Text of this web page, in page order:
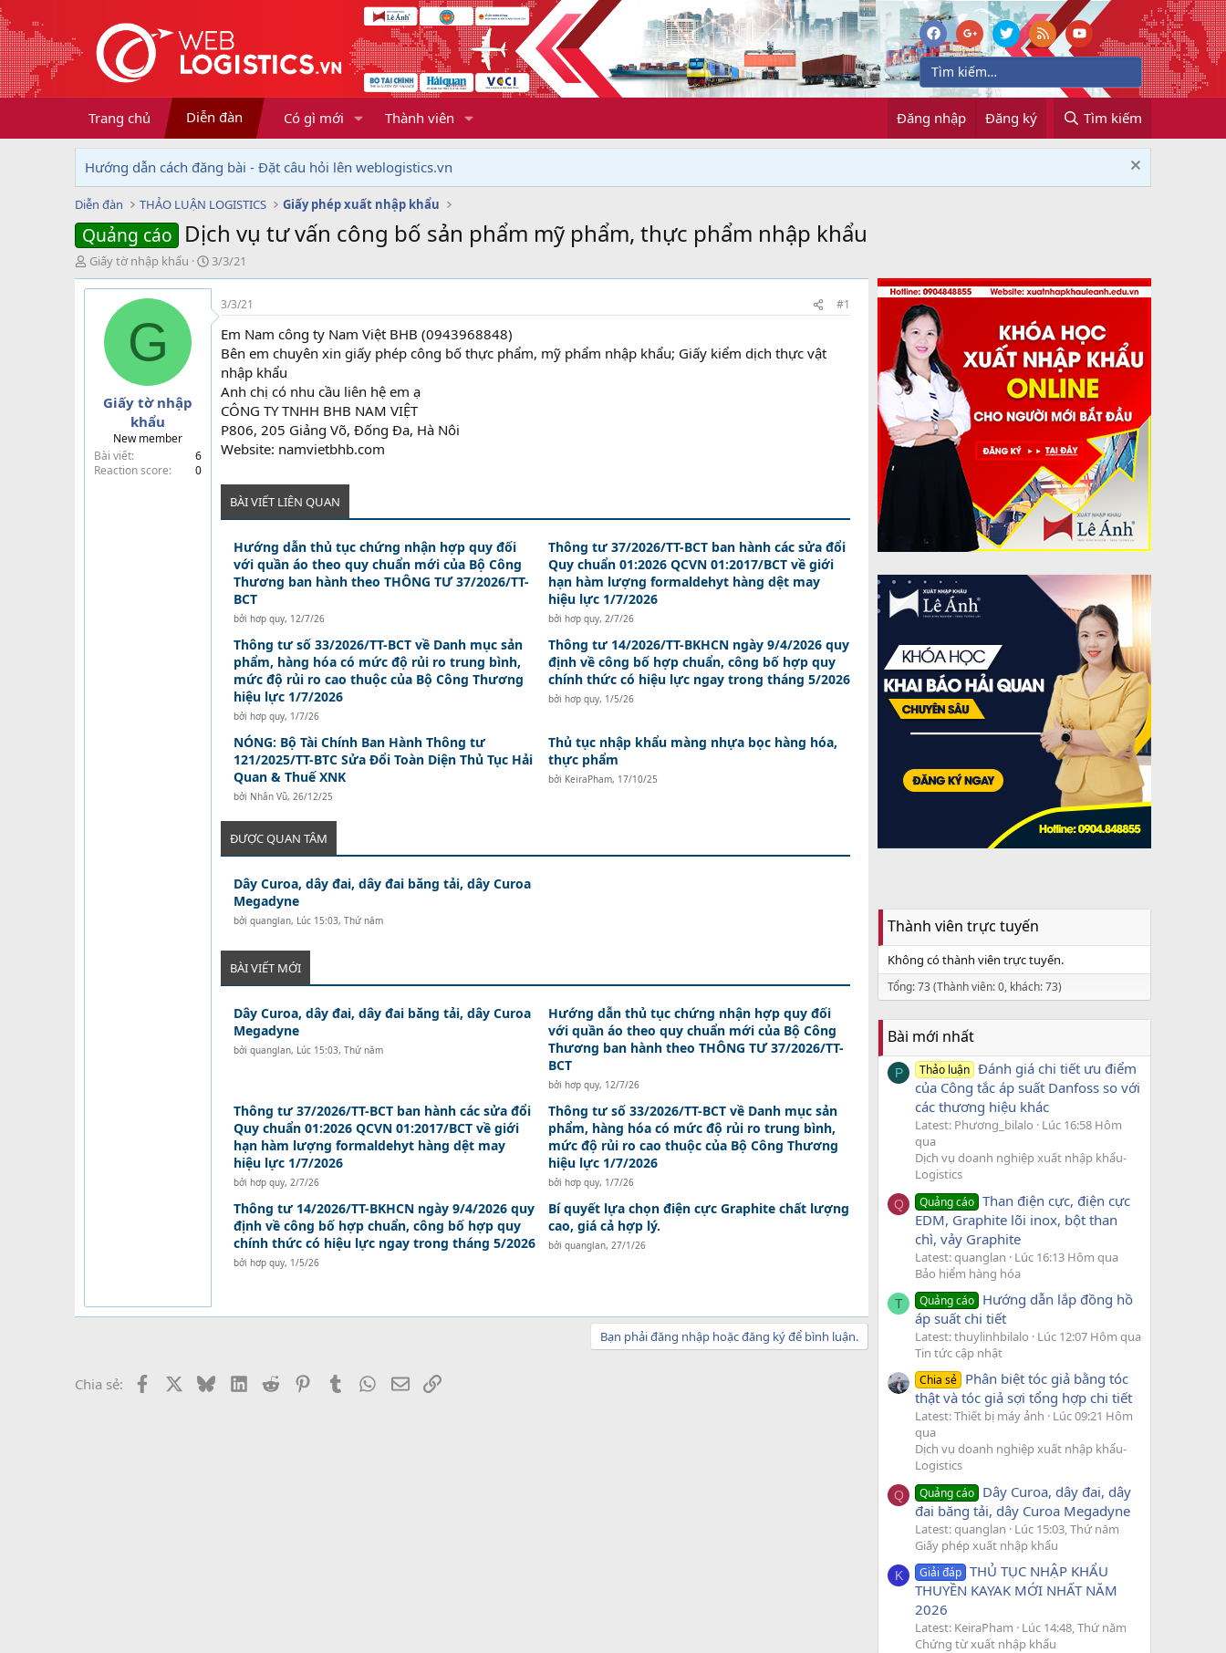
Trang chủ Diễn đàn Có gì mới Thành viên Đăng nhập Đăng ký Tìm kiếm
Hướng dẫn cách đăng bài - Đặt câu hỏi lên weblogistics.vn
Diễn đàn THẢO LUẬN LOGISTICS Giấy phép xuất nhập khẩu
Quảng cáo Dịch vụ tư vấn công bố sản phẩm mỹ phẩm, thực phẩm nhập khẩu
T
h
r
Giấy tờ nhập khẩu
N
g
à
y
g
3/3/21
G
Giấy tờ nhập
khẩu
New member
Bài viết
6
Reaction score
0
3/3/21 #1
Em Nam công ty Nam Việt BHB (0943968848)
Bên em chuyên xin giấy phép công bố thực phẩm, mỹ phẩm nhập khẩu; Giấy kiểm dịch thực vật
nhập khẩu
Anh chị có nhu cầu liên hệ em ạ
CÔNG TY TNHH BHB NAM VIỆT
P806, 205 Giảng Võ, Đống Đa, Hà Nôi
Website: namvietbhb.com
BÀI VIẾT LIÊN QUAN
Hướng dẫn thủ tục chứng nhận hợp quy đối
với quần áo theo quy chuẩn mới của Bộ Công
Thương ban hành theo THÔNG TƯ 37/2026/TT-
BCT
bởi hơp quy, 12/7/26
Thông tư 37/2026/TT-BCT ban hành các sửa đổi
Quy chuẩn 01:2026 QCVN 01:2017/BCT về giới
hạn hàm lượng formaldehyt hàng dệt may
hiệu lực 1/7/2026
bởi hơp quy, 2/7/26
Thông tư số 33/2026/TT-BCT về Danh mục sản
phẩm, hàng hóa có mức độ rủi ro trung bình,
mức độ rủi ro cao thuộc của Bộ Công Thương
hiệu lực 1/7/2026
bởi hơp quy, 1/7/26
Thông tư 14/2026/TT-BKHCN ngày 9/4/2026 quy
định về công bố hợp chuẩn, công bố hợp quy
chính thức có hiệu lực ngay trong tháng 5/2026
bởi hơp quy, 1/5/26
NÓNG: Bộ Tài Chính Ban Hành Thông tư
121/2025/TT-BTC Sửa Đổi Toàn Diện Thủ Tục Hải
Quan & Thuế XNK
bởi Nhân Vũ, 26/12/25
Thủ tục nhập khẩu màng nhựa bọc hàng hóa,
thực phẩm
bởi KeiraPham, 17/10/25
ĐƯỢC QUAN TÂM
Dây Curoa, dây đai, dây đai băng tải, dây Curoa
Megadyne
bởi quanglan, Lúc 15:03, Thứ năm
BÀI VIẾT MỚI
Dây Curoa, dây đai, dây đai băng tải, dây Curoa
Megadyne
bởi quanglan, Lúc 15:03, Thứ năm
Hướng dẫn thủ tục chứng nhận hợp quy đối
với quần áo theo quy chuẩn mới của Bộ Công
Thương ban hành theo THÔNG TƯ 37/2026/TT-
BCT
bởi hơp quy, 12/7/26
Thông tư 37/2026/TT-BCT ban hành các sửa đổi
Quy chuẩn 01:2026 QCVN 01:2017/BCT về giới
hạn hàm lượng formaldehyt hàng dệt may
hiệu lực 1/7/2026
bởi hơp quy, 2/7/26
Thông tư số 33/2026/TT-BCT về Danh mục sản
phẩm, hàng hóa có mức độ rủi ro trung bình,
mức độ rủi ro cao thuộc của Bộ Công Thương
hiệu lực 1/7/2026
bởi hơp quy, 1/7/26
Thông tư 14/2026/TT-BKHCN ngày 9/4/2026 quy
định về công bố hợp chuẩn, công bố hợp quy
chính thức có hiệu lực ngay trong tháng 5/2026
bởi hơp quy, 1/5/26
Bí quyết lựa chọn điện cực Graphite chất lượng
cao, giá cả hợp lý.
bởi quanglan, 27/1/26
Bạn phải đăng nhập hoặc đăng ký để bình luận.
Chia sẻ: Facebook BlueskyLinkedIn
Reddit PinterestTumblr WhatsApp
EmailLink
Thành viên trực tuyến
Không có thành viên trực tuyến.
Tổng: 73 (Thành viên: 0, khách: 73)
Bài mới nhất
P Thảo luận Đánh giá chi tiết ưu điểm
của Công tắc áp suất Danfoss so với
các thương hiệu khác
Latest: Phương_bilalo
Lúc 16:58 Hôm
qua
Dịch vụ doanh nghiệp xuất nhập khẩu-
Logistics
Q Quảng cáo Than điện cực, điện cực
EDM, Graphite lõi inox, bột than
chì, vảy Graphite
Latest: quanglan
Lúc 16:13 Hôm qua
Bảo hiểm hàng hóa
T Quảng cáo Hướng dẫn lắp đồng hồ
áp suất chi tiết
Latest: thuylinhbilalo
Lúc 12:07 Hôm qua
Tin tức cập nhật
Chia sẻ Phân biệt tóc giả bằng tóc
thật và tóc giả sợi tổng hợp chi tiết
Latest: Thiết bị máy ảnh
Lúc 09:21 Hôm
qua
Dịch vụ doanh nghiệp xuất nhập khẩu-
Logistics
Q Quảng cáo Dây Curoa, dây đai, dây
đai băng tải, dây Curoa Megadyne
Latest: quanglan
Lúc 15:03, Thứ năm
Giấy phép xuất nhập khẩu
K Giải đáp THỦ TỤC NHẬP KHẨU
THUYỀN KAYAK MỚI NHẤT NĂM
2026
Latest: KeiraPham
Lúc 14:48, Thứ năm
Chứng từ xuất nhập khẩu